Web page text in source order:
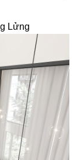
Lửng